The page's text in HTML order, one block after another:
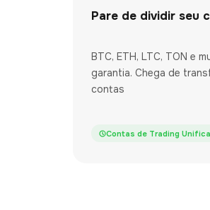
Pare de dividir seu
BTC, ETH, LTC, TON e
garantia. Chega de
contas
Contas de Trading